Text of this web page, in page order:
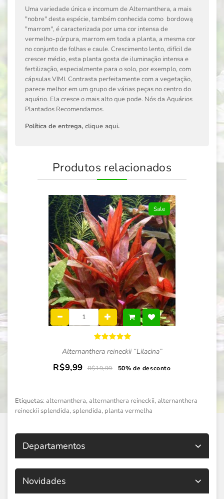
Uma variedade única e incomum de Alternanthera, a mais
"nobre" desta espécie, também conhecida como bordową
"marrom", é caracterizada por uma cor intensa de
vermelho-púrpura, marrom em toda a planta, a mesma cor
no conjunto de folhas e caule. Crescimento lento, difícil de
crescer médio, esta planta gosta de iluminação intensa e
fertilização, especialmente para o solo, por exemplo, com
cápsulas VIMI. Contrasta perfeitamente com a vegetação,
parece melhor em um grupo de várias peças no centro do
aquário. Ela cresce o mais alto que pode. Nós da Aquários
Plantados Recomendamos.
Política de entrega, clique aqui.
Produtos relacionados
Sale
Alternanthera reineckii “Lilacina”
R$9,99 R$19,99 50% de desconto
Etiquetas: alternanthera, alternanthera reineckii, alternanthera
reineckii splendida, splendida, planta vermelha
Departamentos
Novidades